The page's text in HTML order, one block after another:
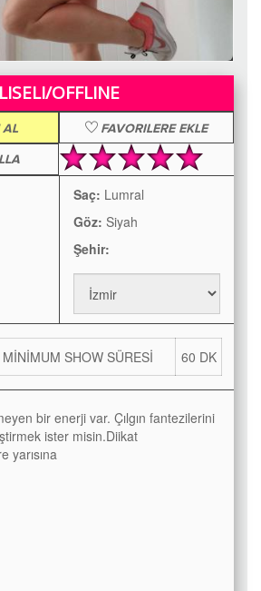
LISELI/OFFLINE
AL
FAVORILERE EKLE
Saç: Lumral
Göz: Siyah
Şehir:
MİNİMUM SHOW SÜRESİ 60 DK
bir enerji var. Çılgın fantezilerini
ister misin.Diikat
yarısına